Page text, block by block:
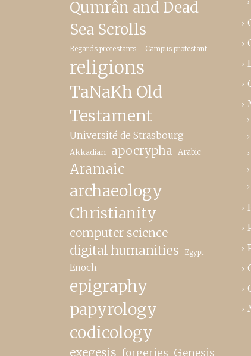
Qumrân and Dead
Sea Scrolls
Regards protestants – Campus protestant
religions
TaNaKh Old
Testament
Université de Strasbourg
Akkadian apocrypha Arabic
Aramaic
archaeology
Christianity
computer science
digital humanities Egypt
Enoch
epigraphy
papyrology
codicology
exegesis forgeries Genesis